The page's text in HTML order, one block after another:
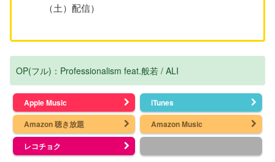
（土）配信）
OP(フル)：Professionalism feat.般若 / ALI
Apple Music
iTunes
Amazon 聴き放題
Amazon Music
レコチョク